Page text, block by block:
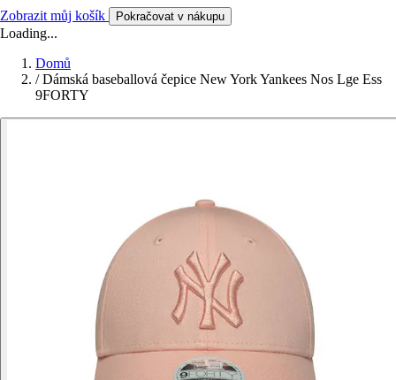
Zobrazit můj košík Pokračovat v nákupu
Loading...
Domů
/ Dámská baseballová čepice New York Yankees Nos Lge Ess
9FORTY